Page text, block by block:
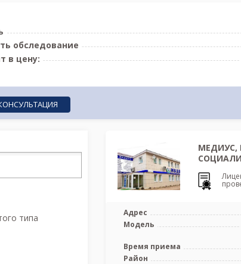
обследование
в цену:
типа
МЕДИУС,
Адрес
Модель
Время приема
Район